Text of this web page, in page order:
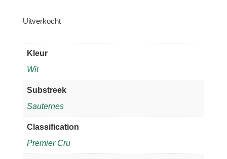
Uitverkocht
Kleur
Wit
Substreek
Sauternes
Classification
Premier Cru